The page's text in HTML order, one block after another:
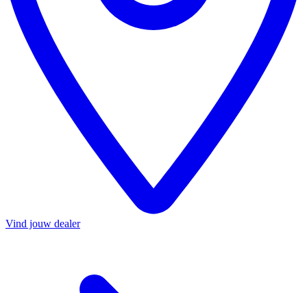
Vind jouw dealer